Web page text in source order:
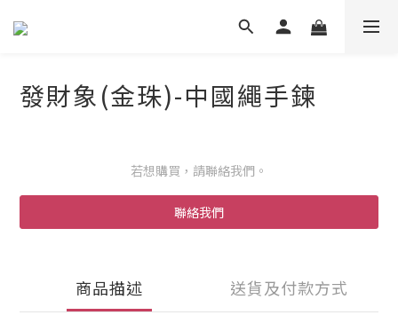
發財象(金珠)-中國繩手鍊
若想購買，請聯絡我們。
聯絡我們
商品描述 送貨及付款方式